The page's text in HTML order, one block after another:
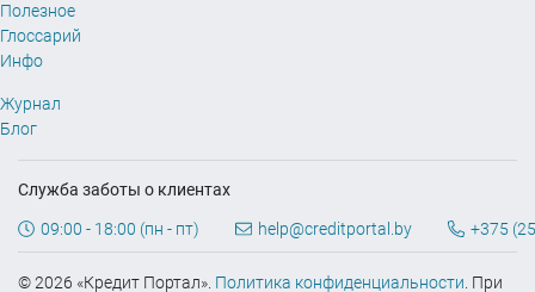
Полезное
Глоссарий
Инфо
Журнал
Блог
Служба заботы о клиентах
09:00 - 18:00 (пн - пт) help@creditportal.by +375
© 2026 «Кредит Портал». Политика конфиденциальности . При